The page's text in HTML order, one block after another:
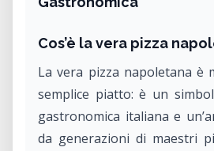
Cos’è la vera pizza
La vera pizza napoletana è
semplice piatto: è un
gastronomica italiana e
da generazioni di maestri